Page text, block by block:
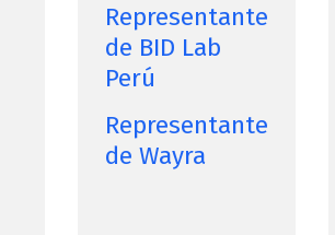
Representante
de BID Lab
Perú
Representante
de Wayra